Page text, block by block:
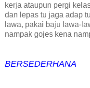
kerja ataupun pergi
dan lepas tu jaga adap
lawa, pakai baju lawa-
nampak gojes kena
BERSEDERHANA